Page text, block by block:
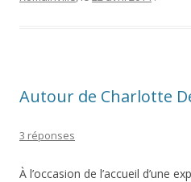
Autour de Charlotte
3 réponses
À l’occasion de l’accueil d’une